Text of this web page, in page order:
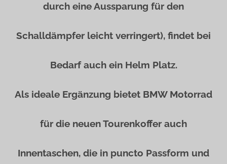
durch eine Aussparung für den
Schalldämpfer leicht verringert), findet bei
Bedarf auch ein Helm Platz.
Als ideale Ergänzung bietet BMW Motorrad
für die neuen Tourenkoffer auch
Innentaschen, die in puncto Passform und